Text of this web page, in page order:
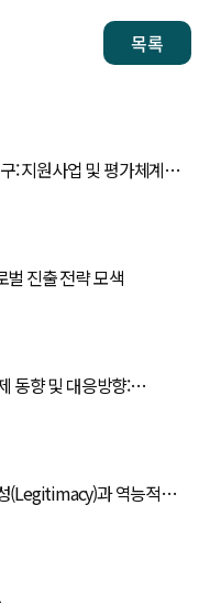
목록
계
벌 진출 전략 모색
동향 및 대응방향:
(Legitimacy)과 역능적